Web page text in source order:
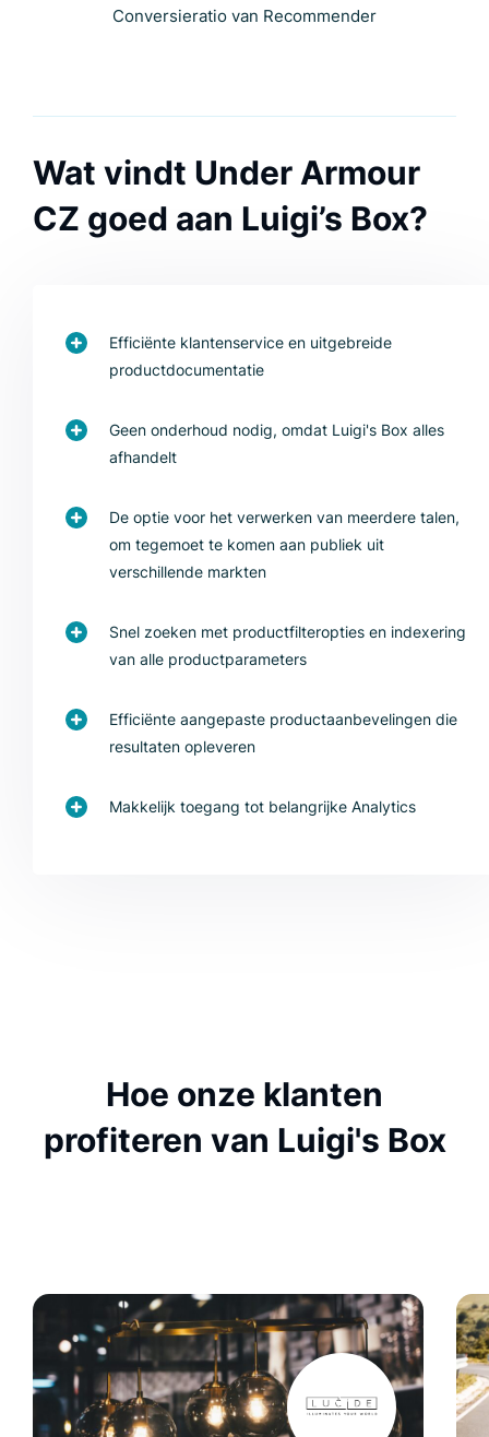
Conversieratio van Recommender
Wat vindt Under Armour
CZ goed aan Luigi’s Box?
Efficiënte klantenservice en uitgebreide
productdocumentatie
Geen onderhoud nodig, omdat Luigi's Box alles
afhandelt
De optie voor het verwerken van meerdere talen,
om tegemoet te komen aan publiek uit
verschillende markten
Snel zoeken met productfilteropties en indexering
van alle productparameters
Efficiënte aangepaste productaanbevelingen die
resultaten opleveren
Makkelijk toegang tot belangrijke Analytics
Hoe onze klanten
profiteren van Luigi's Box